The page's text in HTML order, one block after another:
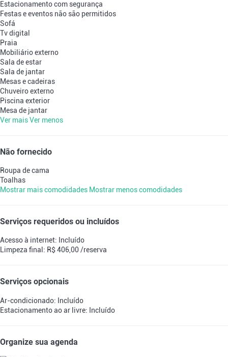
Estacionamento com segurança
Festas e eventos não são permitidos
Sofá
Tv digital
Praia
Mobiliário externo
Sala de estar
Sala de jantar
Mesas e cadeiras
Chuveiro externo
Piscina exterior
Mesa de jantar
Ver maisVer menos
Não fornecido
Roupa de cama
Toalhas
Mostrar mais comodidades Mostrar menos comodidades
Serviços requeridos ou incluídos
Acesso à internet: Incluído
Limpeza final: R$ 406,00 /reserva
Serviços opcionais
Ar-condicionado: Incluído
Estacionamento ao ar livre: Incluído
Organize sua agenda